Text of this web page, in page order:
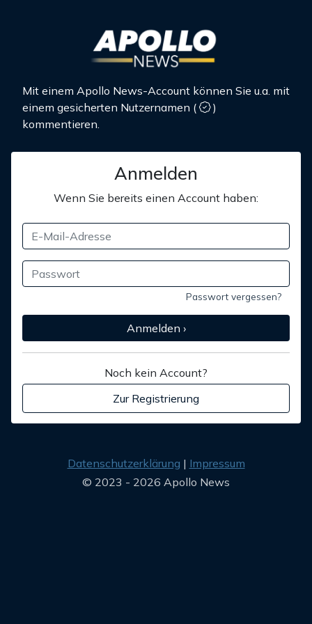
Mit einem Apollo News-Account können Sie u.a. mit
einem gesicherten Nutzernamen (
)
kommentieren.
Anmelden
Wenn Sie bereits einen Account haben:
Passwort vergessen?
Anmelden ›
Noch kein Account?
Zur Registrierung
Datenschutzerklärung
Impressum
© 2023 - 2026 Apollo News